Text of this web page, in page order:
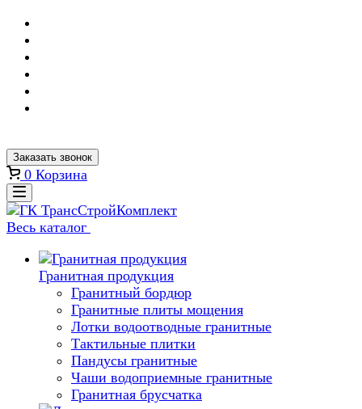
Заказать звонок
0 Корзина
Весь каталог
Гранитная продукция
Гранитный бордюр
Гранитные плиты мощения
Лотки водоотводные гранитные
Тактильные плитки
Пандусы гранитные
Чаши водоприемные гранитные
Гранитная брусчатка